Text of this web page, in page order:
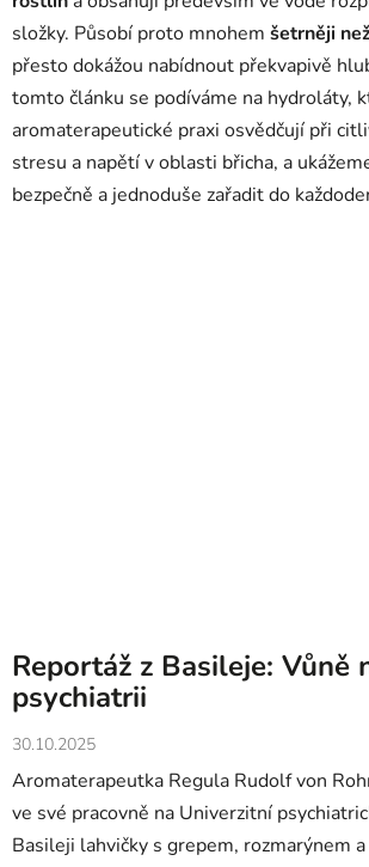
složky. Působí proto mnohem šetrněji
přesto dokážou nabídnout překvapivě
tomto článku se podíváme na hydroláty,
aromaterapeutické praxi osvědčují při
stresu a napětí v oblasti břicha, a
bezpečně a jednoduše zařadit do
Reportáž z Basileje: Vůně
psychiatrii
30.10.2025
Aromaterapeutka Regula Rudolf von
ve své pracovně na Univerzitní
Basileji lahvičky s grepem, rozmarýnem